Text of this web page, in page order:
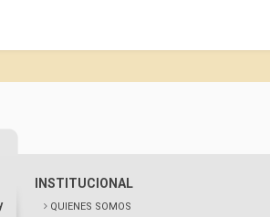
INSTITUCIONAL
QUIENES SOMOS